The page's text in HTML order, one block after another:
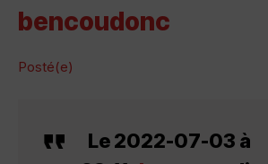
bencoudonc
Posté(e)
Le 2022-07-03 à